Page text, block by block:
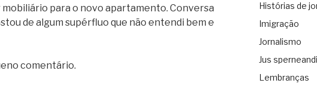
para o novo apartamento. Conversa
de algum supérfluo que não entendi bem e
comentário.
Histórias de
Imigração
Jornalismo
Jus sperneandi
Lembranças